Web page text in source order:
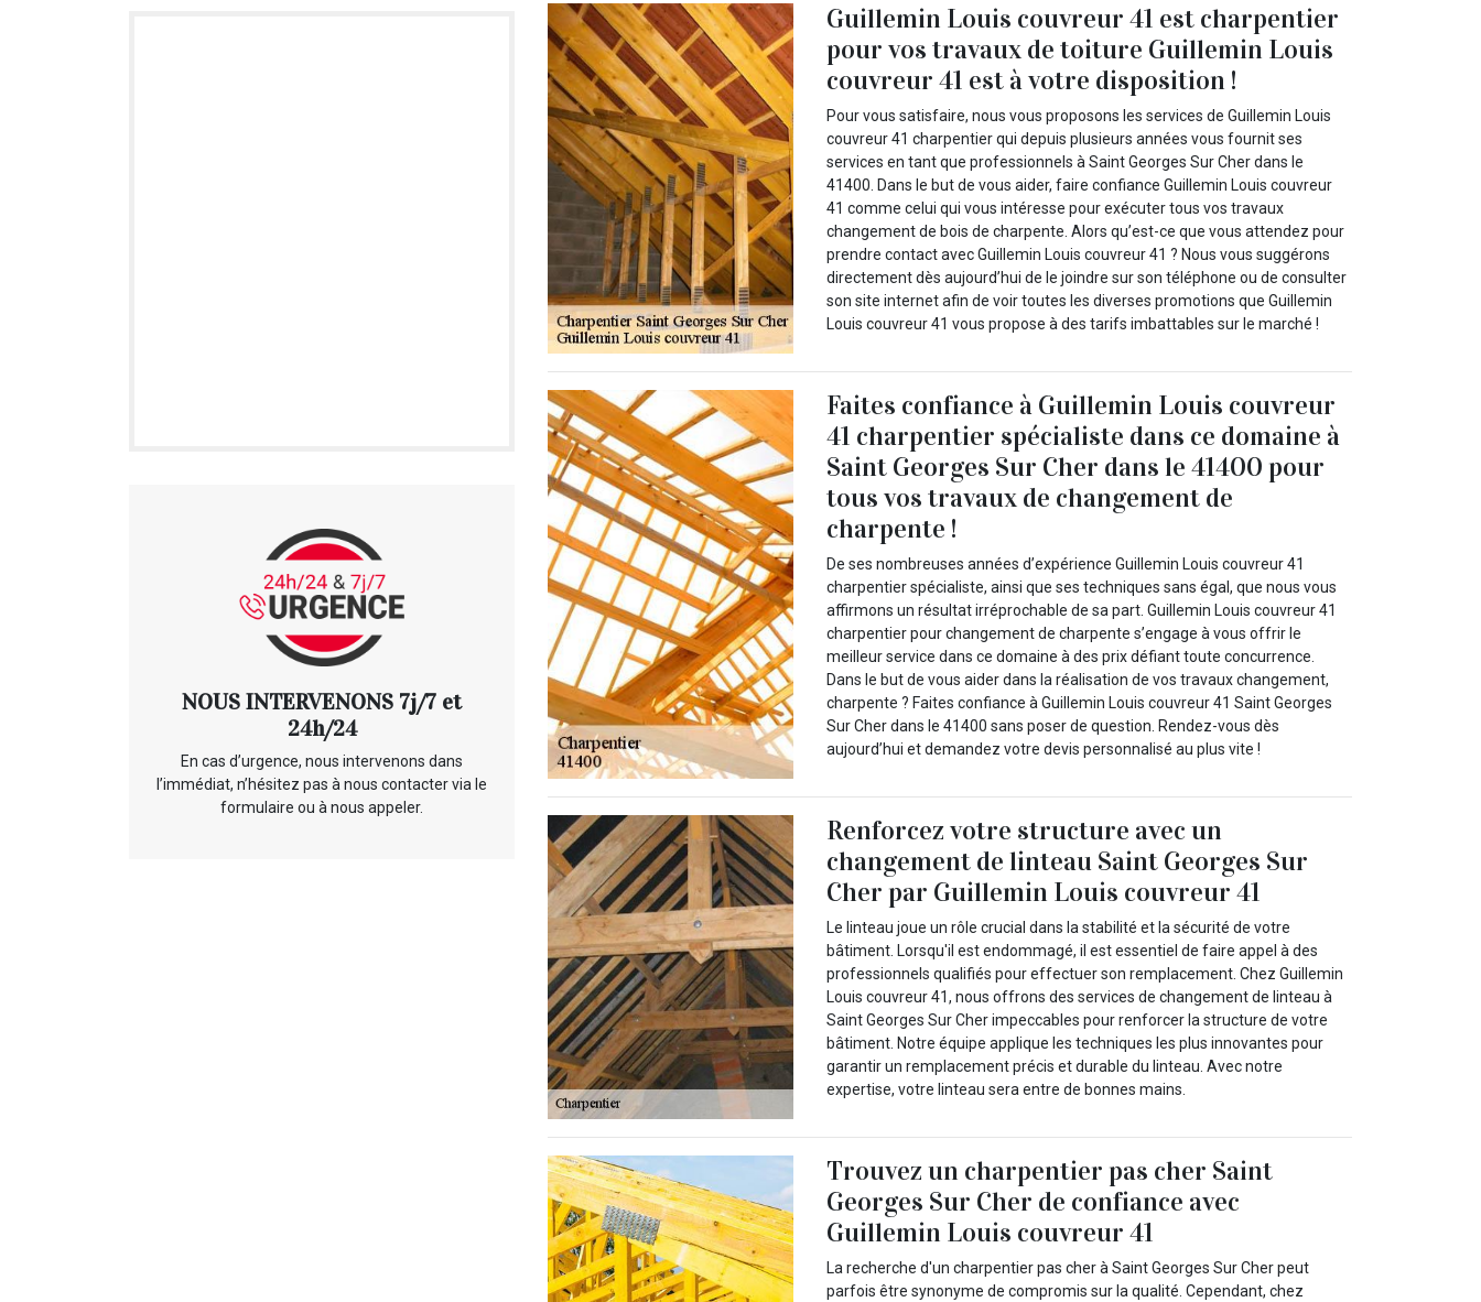
NOUS INTERVENONS 7j/7 et
24h/24
En cas d’urgence, nous intervenons dans
l’immédiat, n’hésitez pas à nous contacter via le
formulaire ou à nous appeler.
Guillemin Louis couvreur 41 est charpentier
pour vos travaux de toiture Guillemin Louis
couvreur 41 est à votre disposition !
Pour vous satisfaire, nous vous proposons les services de Guillemin Louis
couvreur 41 charpentier qui depuis plusieurs années vous fournit ses
services en tant que professionnels à Saint Georges Sur Cher dans le
41400. Dans le but de vous aider, faire confiance Guillemin Louis couvreur
41 comme celui qui vous intéresse pour exécuter tous vos travaux
changement de bois de charpente. Alors qu’est-ce que vous attendez pour
prendre contact avec Guillemin Louis couvreur 41 ? Nous vous suggérons
directement dès aujourd’hui de le joindre sur son téléphone ou de consulter
son site internet afin de voir toutes les diverses promotions que Guillemin
Louis couvreur 41 vous propose à des tarifs imbattables sur le marché !
Faites confiance à Guillemin Louis couvreur
41 charpentier spécialiste dans ce domaine à
Saint Georges Sur Cher dans le 41400 pour
tous vos travaux de changement de
charpente !
De ses nombreuses années d’expérience Guillemin Louis couvreur 41
charpentier spécialiste, ainsi que ses techniques sans égal, que nous vous
affirmons un résultat irréprochable de sa part. Guillemin Louis couvreur 41
charpentier pour changement de charpente s’engage à vous offrir le
meilleur service dans ce domaine à des prix défiant toute concurrence.
Dans le but de vous aider dans la réalisation de vos travaux changement,
charpente ? Faites confiance à Guillemin Louis couvreur 41 Saint Georges
Sur Cher dans le 41400 sans poser de question. Rendez-vous dès
aujourd’hui et demandez votre devis personnalisé au plus vite !
Renforcez votre structure avec un
changement de linteau Saint Georges Sur
Cher par Guillemin Louis couvreur 41
Le linteau joue un rôle crucial dans la stabilité et la sécurité de votre
bâtiment. Lorsqu'il est endommagé, il est essentiel de faire appel à des
professionnels qualifiés pour effectuer son remplacement. Chez Guillemin
Louis couvreur 41, nous offrons des services de changement de linteau à
Saint Georges Sur Cher impeccables pour renforcer la structure de votre
bâtiment. Notre équipe applique les techniques les plus innovantes pour
garantir un remplacement précis et durable du linteau. Avec notre
expertise, votre linteau sera entre de bonnes mains.
Trouvez un charpentier pas cher Saint
Georges Sur Cher de confiance avec
Guillemin Louis couvreur 41
La recherche d'un charpentier pas cher à Saint Georges Sur Cher peut
parfois être synonyme de compromis sur la qualité. Cependant, chez